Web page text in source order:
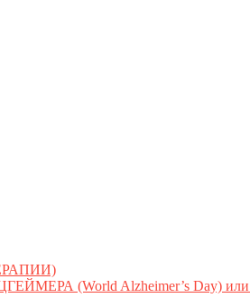
(World Alzheimer’s Day) или